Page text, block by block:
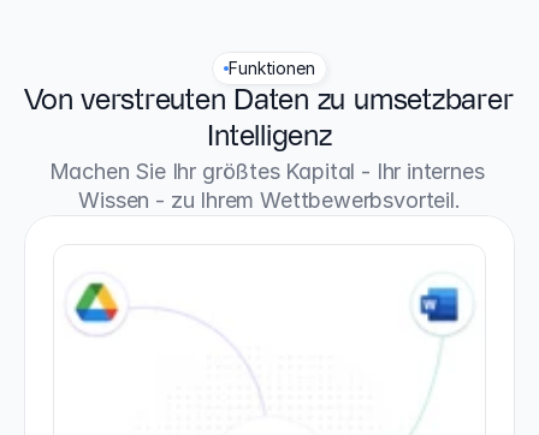
Funktionen
Von verstreuten Daten zu umsetzbarer
Intelligenz
Machen Sie Ihr größtes Kapital - Ihr internes
Wissen - zu Ihrem Wettbewerbsvorteil.